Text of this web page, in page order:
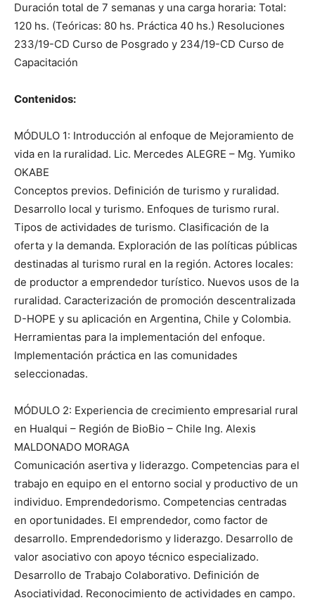
Duración total de 7 semanas y una carga horaria: Total:
120 hs. (Teóricas: 80 hs. Práctica 40 hs.) Resoluciones
233/19-CD Curso de Posgrado y 234/19-CD Curso de
Capacitación
Contenidos:
MÓDULO 1: Introducción al enfoque de Mejoramiento de
vida en la ruralidad. Lic. Mercedes ALEGRE – Mg. Yumiko
OKABE
Conceptos previos. Definición de turismo y ruralidad.
Desarrollo local y turismo. Enfoques de turismo rural.
Tipos de actividades de turismo. Clasificación de la
oferta y la demanda. Exploración de las políticas públicas
destinadas al turismo rural en la región. Actores locales:
de productor a emprendedor turístico. Nuevos usos de la
ruralidad. Caracterización de promoción descentralizada
D-HOPE y su aplicación en Argentina, Chile y Colombia.
Herramientas para la implementación del enfoque.
Implementación práctica en las comunidades
seleccionadas.
MÓDULO 2: Experiencia de crecimiento empresarial rural
en Hualqui – Región de BioBio – Chile Ing. Alexis
MALDONADO MORAGA
Comunicación asertiva y liderazgo. Competencias para el
trabajo en equipo en el entorno social y productivo de un
individuo. Emprendedorismo. Competencias centradas
en oportunidades. El emprendedor, como factor de
desarrollo. Emprendedorismo y liderazgo. Desarrollo de
valor asociativo con apoyo técnico especializado.
Desarrollo de Trabajo Colaborativo. Definición de
Asociatividad. Reconocimiento de actividades en campo.